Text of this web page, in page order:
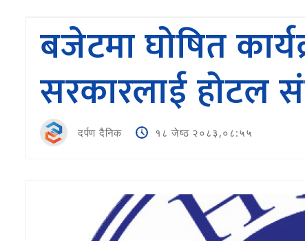
बजेटमा घोषित
सरकारलाई होटल
दर्पण दैनिक १८ जेष्ठ २०८३,०८:५५